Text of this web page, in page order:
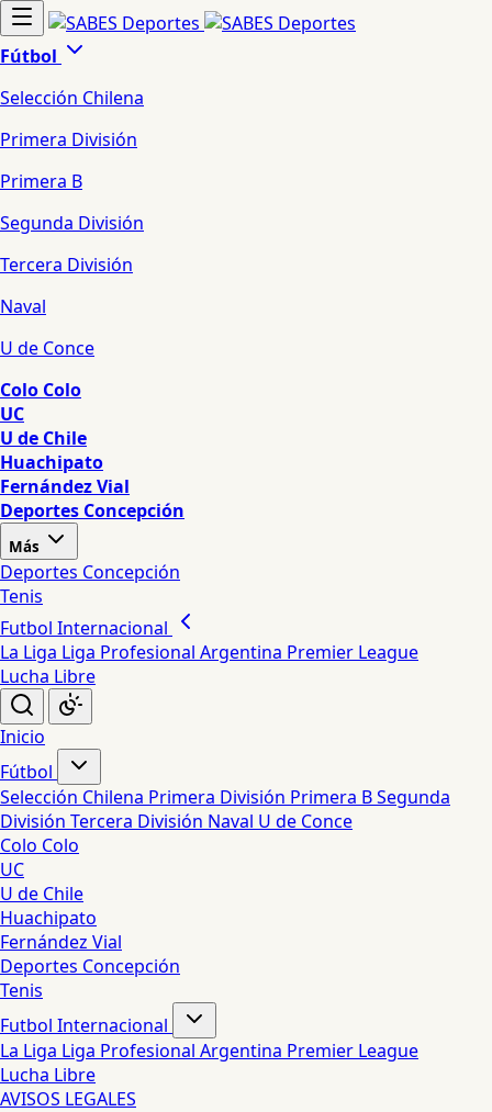
Fútbol
Selección Chilena
Primera División
Primera B
Segunda División
Tercera División
Naval
U de Conce
Colo Colo
UC
U de Chile
Huachipato
Fernández Vial
Deportes Concepción
Más
Deportes Concepción
Tenis
Futbol Internacional
La Liga Liga Profesional Argentina Premier League
Lucha Libre
Inicio
Fútbol
Selección Chilena Primera División Primera BSegunda
División Tercera División Naval U de Conce
Colo Colo
UC
U de Chile
Huachipato
Fernández Vial
Deportes Concepción
Tenis
Futbol Internacional
La Liga Liga Profesional Argentina Premier League
Lucha Libre
AVISOS LEGALES